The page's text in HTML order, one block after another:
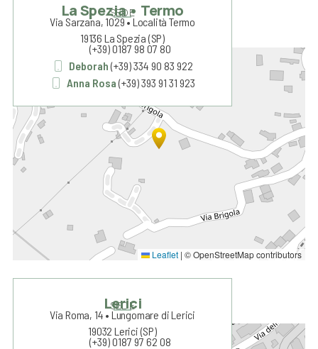
SEDE
La Spezia • Termo
Via Sarzana, 1029 • Località Termo
19136 La Spezia (SP)
(+39) 0187 98 07 80
Deborah(+39) 334 90 83 922
Anna Rosa(+39) 393 91 31 923
Leaflet | © OpenStreetMap contributors
SEDE
Lerici
Via Roma, 14 • Lungomare di Lerici
19032 Lerici (SP)
(+39) 0187 97 62 08